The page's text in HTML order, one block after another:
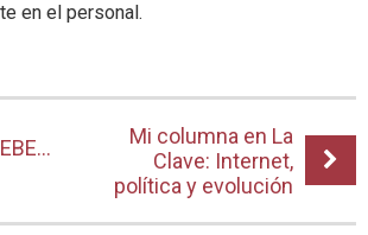
en el personal.
Mi columna en La
Clave: Internet,
política y evolución